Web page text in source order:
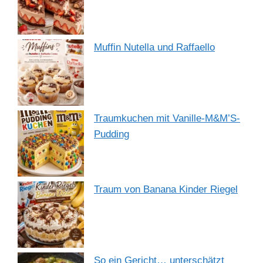
Muffin Nutella und Raffaello
Traumkuchen mit Vanille-M&M’S-
Pudding
Traum von Banana Kinder Riegel
So ein Gericht… unterschätzt